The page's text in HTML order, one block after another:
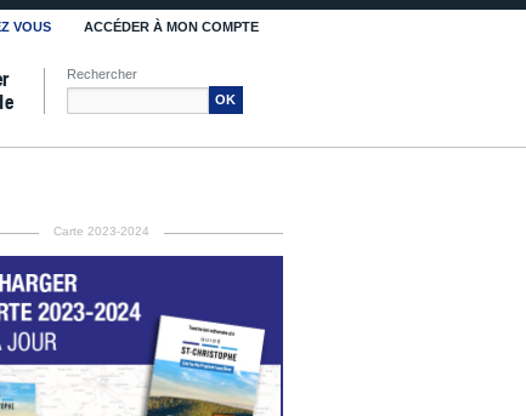
VOUS ACCÉDER À MON COMPTE
Rechercher
OK
Carte 2023-2024